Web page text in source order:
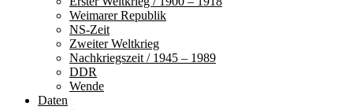
Weimarer Republik
NS-Zeit
Zweiter Weltkrieg
Nachkriegszeit / 1945 – 1989
DDR
Wende
Daten